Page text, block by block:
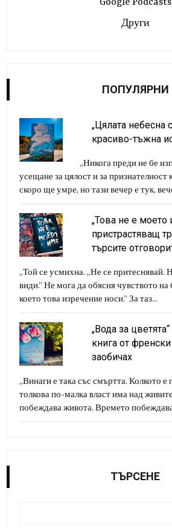
Google Podcasts
Други
ПОПУЛЯРНИ
„Цялата небесна
красиво-тъжна
„Никога преди не бе
усещане за цялост и за признателност
скоро ще умре, но тази вечер е тук,
„Това не е моето
пристрастяващ
търсите
„Той се усмихна. „Не се притеснявай.
види.“ Не мога да обясня чувството на
което това изречение носи.“ За таз...
„Вода за
книга от
заобичах
„Винаги е така със смъртта. Колкото
толкова по-малка власт има над
побеждава живота. Времето
ТЪРСЕНЕ